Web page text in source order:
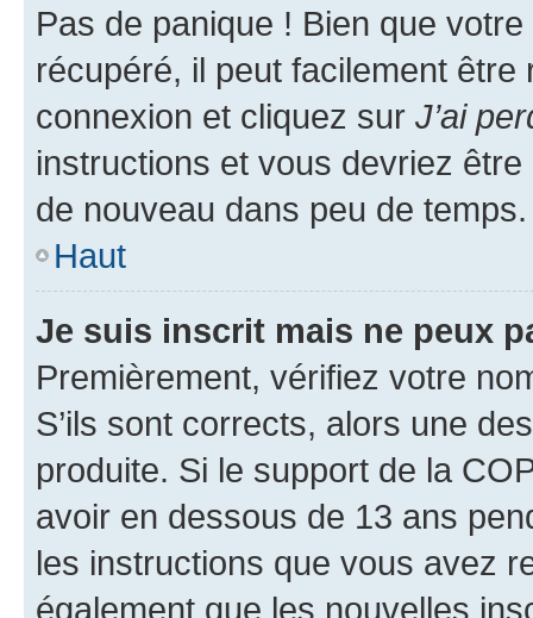
Pas de panique ! Bien que
récupéré, il peut facilement
connexion et cliquez sur J’ai
instructions et vous devriez
de nouveau dans peu de temps.
Haut
Je suis inscrit mais ne peux
Premièrement, vérifiez votre
S’ils sont corrects, alors une
produite. Si le support de la
avoir en dessous de 13 ans
les instructions que vous avez
également que les nouvelles